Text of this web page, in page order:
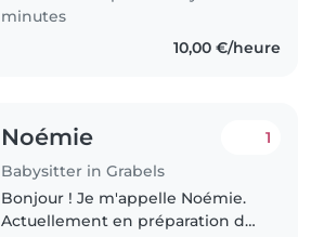
les plus grands. Passionnée..
minutes
10,00 €/heure
Noémie
Babysitter in Grabels
1
Bonjour ! Je m'appelle Noémie.
Actuellement en préparation de